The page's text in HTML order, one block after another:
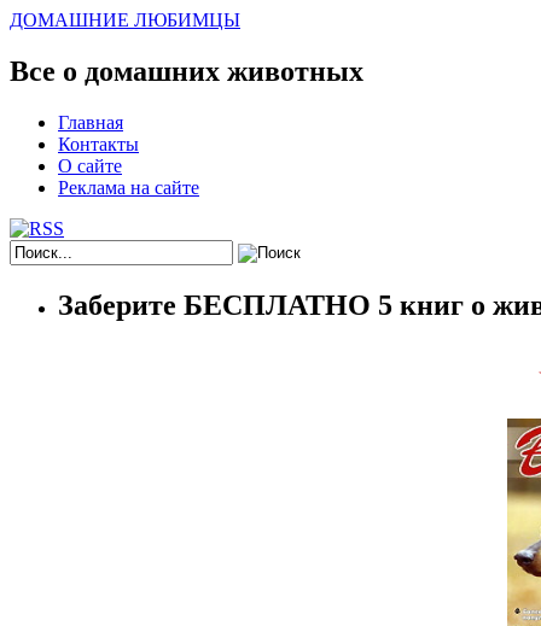
ДОМАШНИЕ ЛЮБИМЦЫ
Все о домашних животных
Главная
Контакты
О сайте
Реклама на сайте
Заберите БЕСПЛАТНО 5 книг о